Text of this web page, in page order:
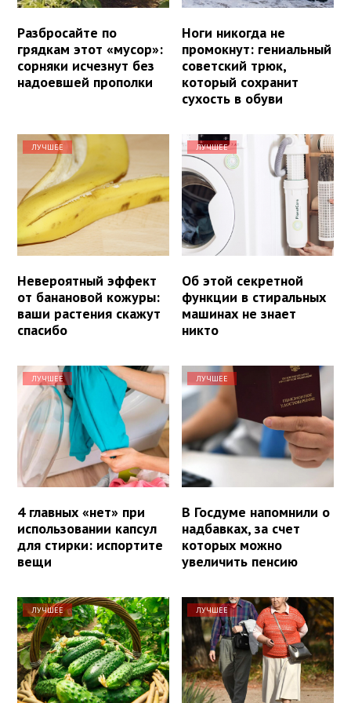
Разбросайте по
грядкам этот «мусор»:
сорняки исчезнут без
надоевшей прополки
Ноги никогда не
промокнут: гениальный
советский трюк,
который сохранит
сухость в обуви
ЛУЧШЕЕ
Невероятный эффект
от банановой кожуры:
ваши растения скажут
спасибо
ЛУЧШЕЕ
Об этой секретной
функции в стиральных
машинах не знает
никто
ЛУЧШЕЕ
4 главных «нет» при
использовании капсул
для стирки: испортите
вещи
ЛУЧШЕЕ
В Госдуме напомнили о
надбавках, за счет
которых можно
увеличить пенсию
ЛУЧШЕЕ ЛУЧШЕЕ